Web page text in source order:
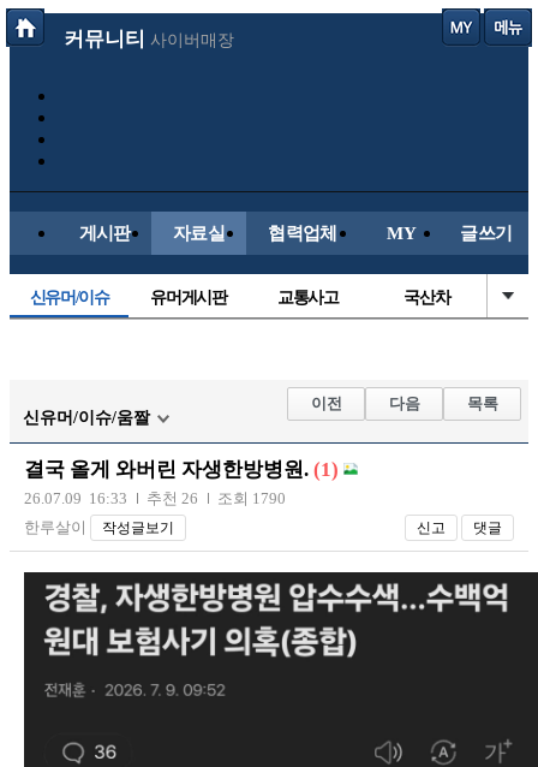
커뮤니티 사이버매장
게시판 자료실 협력업체 MY 글쓰기
신유머/이슈 유머게시판 교통사고 국산차
자유사진 군사/무기
트럭/버스 항공/해운/철도
장착시공사진
신유머/이슈/움짤
이전 다음 목록
결국 올게 와버린 자생한방병원. (1)
26.07.09 16:33 추천 26
조회 1790
한루살이
작성글보기 신고 댓글